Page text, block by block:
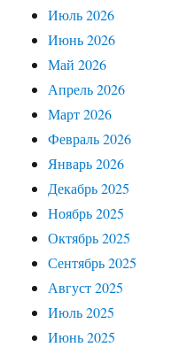
Июль 2026
Июнь 2026
Май 2026
Апрель 2026
Март 2026
Февраль 2026
Январь 2026
Декабрь 2025
Ноябрь 2025
Октябрь 2025
Сентябрь 2025
Август 2025
Июль 2025
Июнь 2025